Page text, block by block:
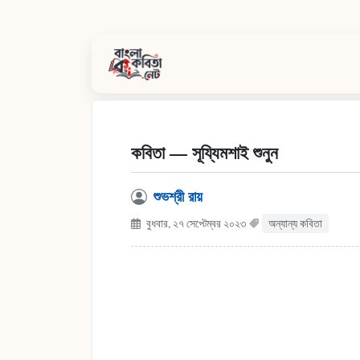
কবিতা — সূয্যিমশাই শুনুন
শুভশ্রী রায়
বুধবার, ২৭ সেপ্টেম্বর ২০২৩ অন্যান্য কবিতা